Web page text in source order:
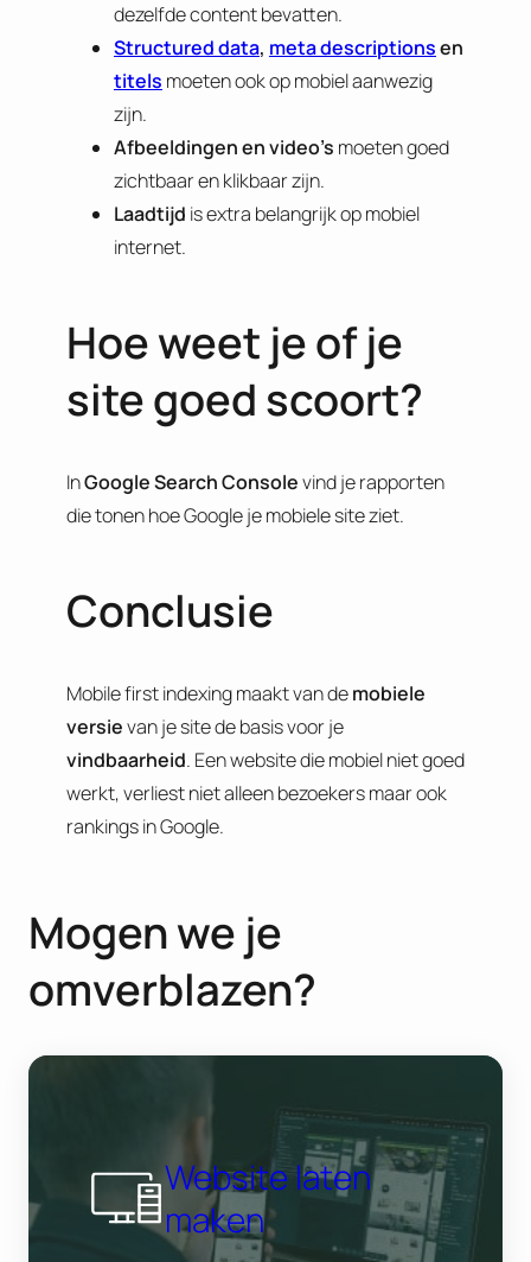
dezelfde content bevatten.
Structured data, meta descriptionsen
titels moeten ook op mobiel aanwezig
zijn.
Afbeeldingen en video’s moeten goed
zichtbaar en klikbaar zijn.
Laadtijd is extra belangrijk op mobiel
internet.
Hoe weet je of je
site goed scoort?
InGoogle Search Consolevind je rapporten
die tonen hoe Google je mobiele site ziet.
Conclusie
Mobile first indexing maakt van demobiele
versievan je site de basis voor je
vindbaarheid. Een website die mobiel niet goed
werkt, verliest niet alleen bezoekers maar ook
rankings in Google.
Mogen we je
omverblazen?
Website laten
maken